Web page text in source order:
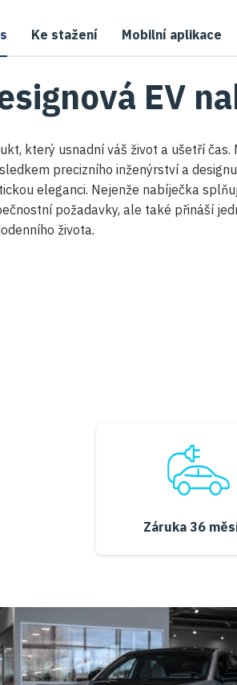
Ke stažení Mobilní aplikace
EV
který usnadní váš život a ušetří
precizního inženýrství a
eleganci. Nejenže nabíječka
požadavky, ale také přináší
života.
Záruka 36